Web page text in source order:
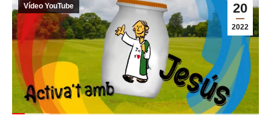
20
2022
Vídeo YouTube